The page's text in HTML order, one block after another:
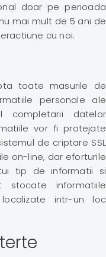
doar pe perioada
mai mult de 5 ani de
cu noi.
toate masurile de
personale ale
completarii datelor
vor fi protejate
de criptare SSL
on-line, dar eforturile
tip de informatii si
stocate informatiile
intr-un loc